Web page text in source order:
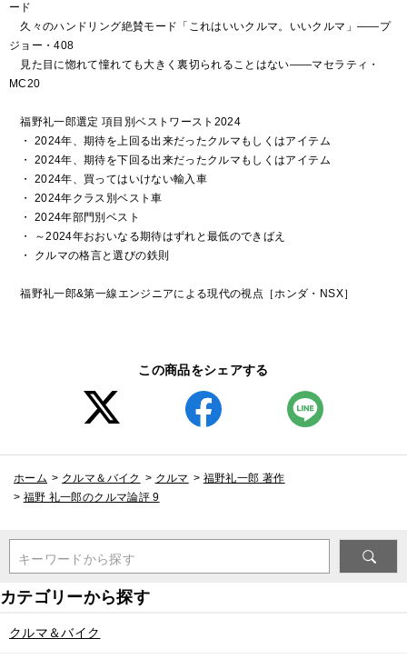
ード
久々のハンドリング絶賛モード「これはいいクルマ。いいクルマ」――プ
ジョー・408
見た目に惚れて憧れても大きく裏切られることはない――マセラティ・
MC20
福野礼一郎選定 項目別ベストワースト2024
・ 2024年、期待を上回る出来だったクルマもしくはアイテム
・ 2024年、期待を下回る出来だったクルマもしくはアイテム
・ 2024年、買ってはいけない輸入車
・ 2024年クラス別ベスト車
・ 2024年部門別ベスト
・ ～2024年おおいなる期待はずれと最低のできばえ
・ クルマの格言と選びの鉄則
福野礼一郎&第一線エンジニアによる現代の視点［ホンダ・NSX］
この商品をシェアする
ホーム > クルマ＆バイク > クルマ > 福野礼一郎 著作
> 福野 礼一郎のクルマ論評 9
キーワードから探す
クルマ＆バイク